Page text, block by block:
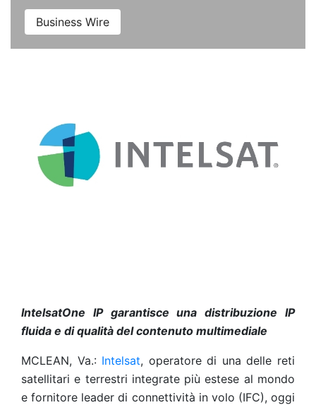
Business Wire
IntelsatOne IP garantisce una distribuzione IP
fluida e di qualità del contenuto multimediale
MCLEAN, Va.: Intelsat, operatore di una delle reti
satellitari e terrestri integrate più estese al mondo
e fornitore leader di connettività in volo (IFC), oggi